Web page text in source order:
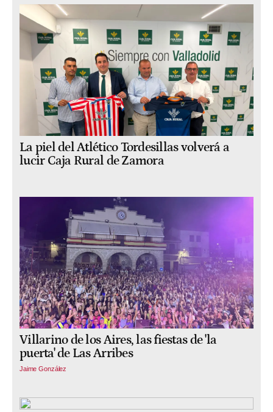
La piel del Atlético Tordesillas volverá a
lucir Caja Rural de Zamora
Villarino de los Aires, las fiestas de 'la
puerta' de Las Arribes
Jaime González